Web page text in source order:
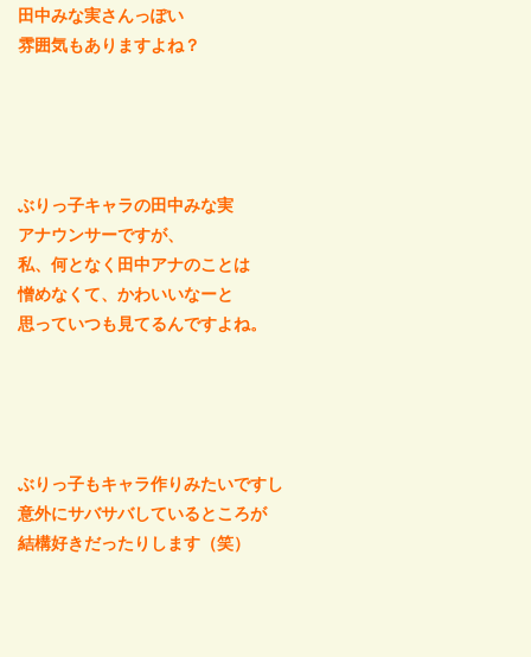
田中みな実さんっぽい
雰囲気もありますよね？
ぶりっ子キャラの田中みな実
アナウンサーですが、
私、何となく田中アナのことは
憎めなくて、かわいいなーと
思っていつも見てるんですよね。
ぶりっ子もキャラ作りみたいですし
意外にサバサバしているところが
結構好きだったりします（笑）